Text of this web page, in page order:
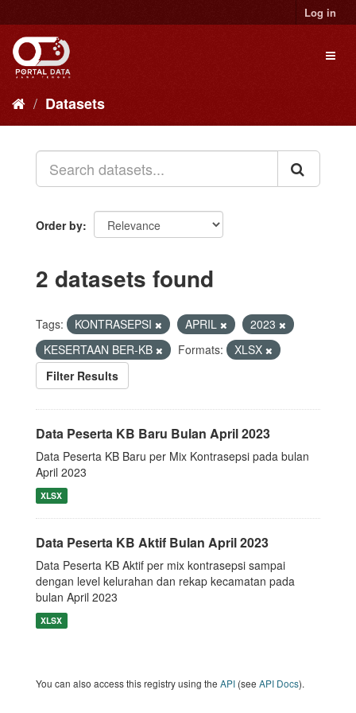
to
content
Log in
Datasets
Order by
2 datasets found
Tags: KONTRASEPSI APRIL
2023
KESERTAAN BER-KB
Formats:
XLSX
Filter Results
Data Peserta KB Baru Bulan April 2023
Data Peserta KB Baru per Mix Kontrasepsi pada bulan
April 2023
XLSX
Data Peserta KB Aktif Bulan April 2023
Data Peserta KB Aktif per mix kontrasepsi sampai
dengan level kelurahan dan rekap kecamatan pada
bulan April 2023
XLSX
You can also access this registry using the API (see API Docs).